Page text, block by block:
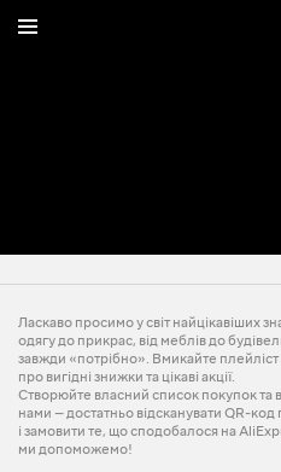
Ласкаво просимо у світ найцікавіших
одягу до прикрас, від меблів до
завжди «потрібно». Вмикайте
про вигідні знижки та цікаві акції.
Створюйте власний список покупок та
нами — достатньо відсканувати QR-код
і замовити те, що сподобалося на
ми допоможемо!